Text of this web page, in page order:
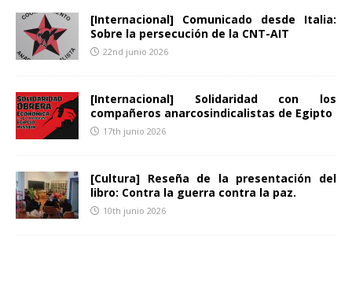
[Internacional] Comunicado desde Italia:
Sobre la persecución de la CNT-AIT
22nd junio 2026
[Internacional] Solidaridad con los
compañeros anarcosindicalistas de Egipto
17th junio 2026
[Cultura] Reseña de la presentación del
libro: Contra la guerra contra la paz.
10th junio 2026